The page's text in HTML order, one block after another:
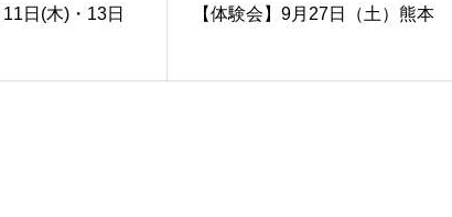
11日(木)・13日
【体験会】9月27日（土）熊本